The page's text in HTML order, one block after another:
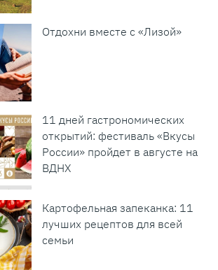
Отдохни вместе с «Лизой»
11 дней гастрономических
открытий: фестиваль «Вкусы
России» пройдет в августе на
ВДНХ
Картофельная запеканка: 11
лучших рецептов для всей
семьи